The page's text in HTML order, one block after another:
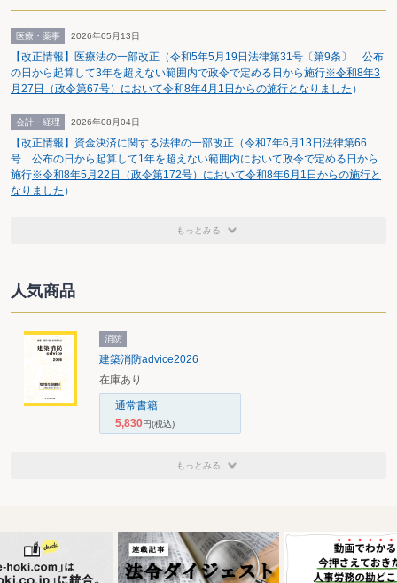
医療・薬事 2026年05月13日
【改正情報】医療法の一部改正（令和5年5月19日法律第31号〔第9条〕 公布
の日から起算して3年を超えない範囲内で政令で定める日から施行※令和8年3
月27日（政令第67号）において令和8年4月1日からの施行となりました ）
会計・経理 2026年08月04日
【改正情報】資金決済に関する法律の一部改正（令和7年6月13日法律第66
号 公布の日から起算して1年を超えない範囲内において政令で定める日から
施行※令和8年5月22日（政令第172号）において令和8年6月1日からの施行と
なりました ）
もっとみる
人気商品
消防
建築消防advice2026
在庫あり
通常書籍
5,830円(税込)
もっとみる